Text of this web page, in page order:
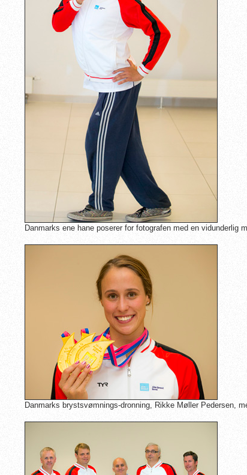
Danmarks ene hane poserer for fotografen med en vidunderlig
Danmarks brystsvømnings-dronning, Rikke Møller Pedersen,